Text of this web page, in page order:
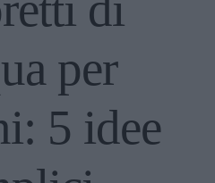
per
5 idee